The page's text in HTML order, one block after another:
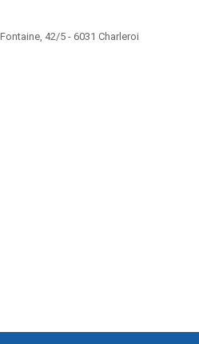
42/5 - 6031 Charleroi